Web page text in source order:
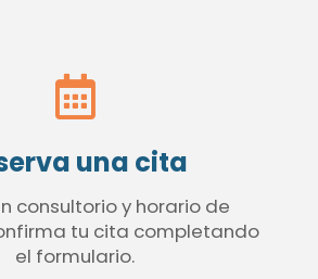
una cita
consultorio y horario de
tu cita completando
el formulario.